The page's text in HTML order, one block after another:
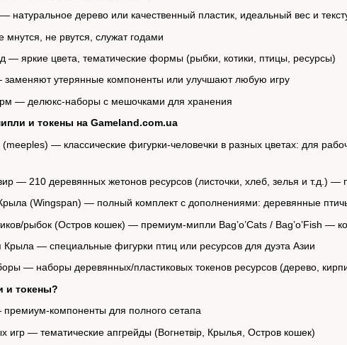
натуральное дерево или качественный пластик, идеальный вес и
мнутся, не рвутся, служат годами
— яркие цвета, тематические формы (рыбки, котики, птицы, ресурсы)
заменяют утерянные компоненты или улучшают любую игру
— делюкс-наборы с мешочками для хранения
и токены на Gameland.com.ua
— классические фигурки-человечки в разных цветах: для
— 210 деревянных жетонов ресурсов (листочки, хлеб, зелья и т.д.) —
(Wingspan) — полный комплект с дополнениями: деревянные
рыбок (Остров кошек) — премиум-мипли Bag’o’Cats / Bag’o’Fish —
Крыла — специальные фигурки птиц или ресурсов для дуэта Азии
— наборы деревянных/пластиковых токенов ресурсов (дерево,
и токены?
компоненты для полного сетапа
игр — тематические апгрейды (Вогнетвір, Крылья, Остров кошек)